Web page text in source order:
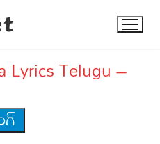
Lyrics Telugu –